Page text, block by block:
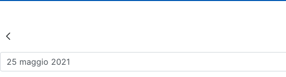
Risultati della Ricerca - Eventi